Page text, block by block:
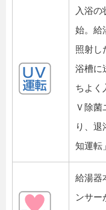
入浴の
始。給
照射し
浴槽に
ちよく
Ｖ除菌
り、退
知運転
給湯器
ンサー